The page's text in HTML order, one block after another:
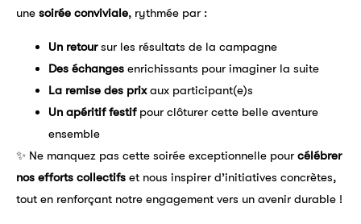
une soirée conviviale, rythmée par :
Un retoursur les résultats de la campagne
Des échanges enrichissants pour imaginer la suite
La remise des prixaux participant(e)s
Un apéritif festifpour clôturer cette belle aventure
ensemble
✨ Ne manquez pas cette soirée exceptionnelle pour célébrer
nos efforts collectifs et nous inspirer d’initiatives concrètes,
tout en renforçant notre engagement vers un avenir durable !